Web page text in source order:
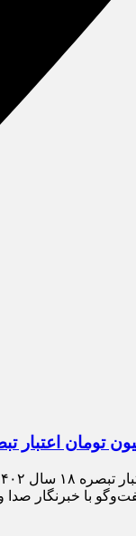
و سیما از آغاز پرداخت